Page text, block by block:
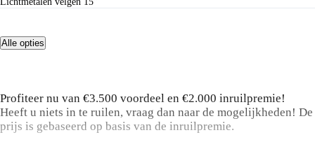
Alle opties
Profiteer nu van €3.500 voordeel en €2.000 inruilpremie!
Heeft u niets in te ruilen, vraag dan naar de mogelijkheden! De
prijs is gebaseerd op basis van de inruilpremie.